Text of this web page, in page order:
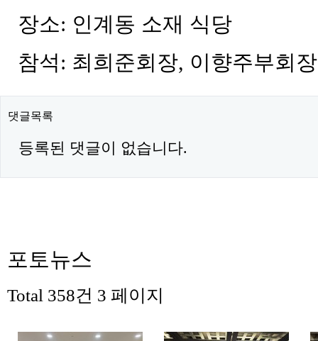
장소: 인계동 소재 식당
참석: 최희준회장, 이향주부회장
댓글목록
등록된 댓글이 없습니다.
포토뉴스
Total 358건 3 페이지